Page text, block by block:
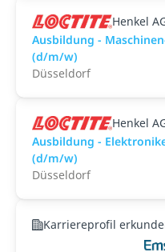
Henkel
Ausbildung -
(d/m/w)
Düsseldorf
Henkel
Ausbildung -
(d/m/w)
Düsseldorf
Karriereprofil